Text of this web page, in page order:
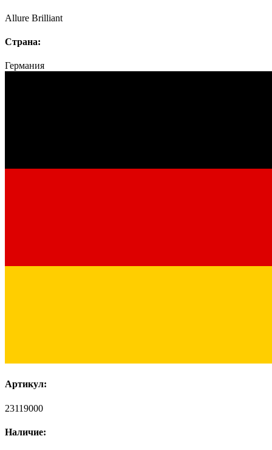
Allure Brilliant
Страна:
Германия
Артикул:
23119000
Наличие: